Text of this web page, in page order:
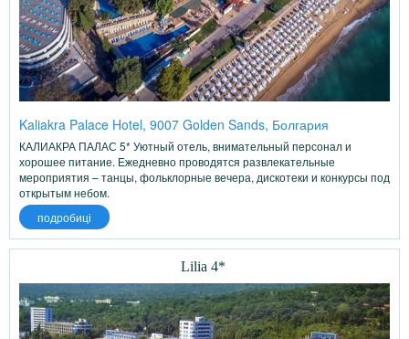
Kaliakra Palace Hotel, 9007 Golden Sands, Болгария
КАЛИАКРА ПАЛАС 5* Уютный отель, внимательный персонал и
хорошее питание. Ежедневно проводятся развлекательные
мероприятия – танцы, фольклорные вечера, дискотеки и конкурсы под
открытым небом.
подробиці
Lilia 4*